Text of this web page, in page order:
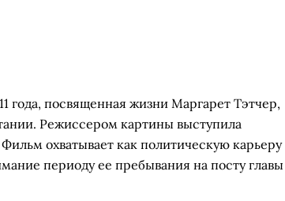
года, посвященная жизни Маргарет Тэтчер,
Режиссером картины выступила
охватывает как политическую карьеру
периоду ее пребывания на посту главы